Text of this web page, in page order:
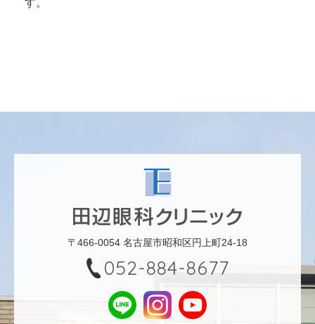
〒466-0054 名古屋市昭和区円上町24-18
052-884-8677